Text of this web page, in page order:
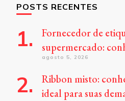
POSTS RECENTES
Fornecedor de
supermercado:
agosto 5, 2026
Ribbon misto:
ideal para suas